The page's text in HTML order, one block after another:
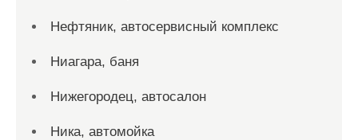
Нефтяник, автосервисный комплекс
Ниагара, баня
Нижегородец, автосалон
Ника, автомойка